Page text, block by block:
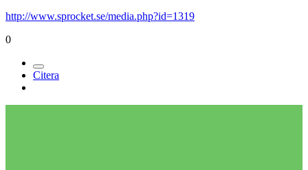
http://www.sprocket.se/media.php?id=1319
0
Citera